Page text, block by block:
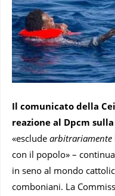
Il comunicato della
reazione al Dpcm sulla
«esclude arbitrariamente
con il popolo» –
in seno al mondo
comboniani. La